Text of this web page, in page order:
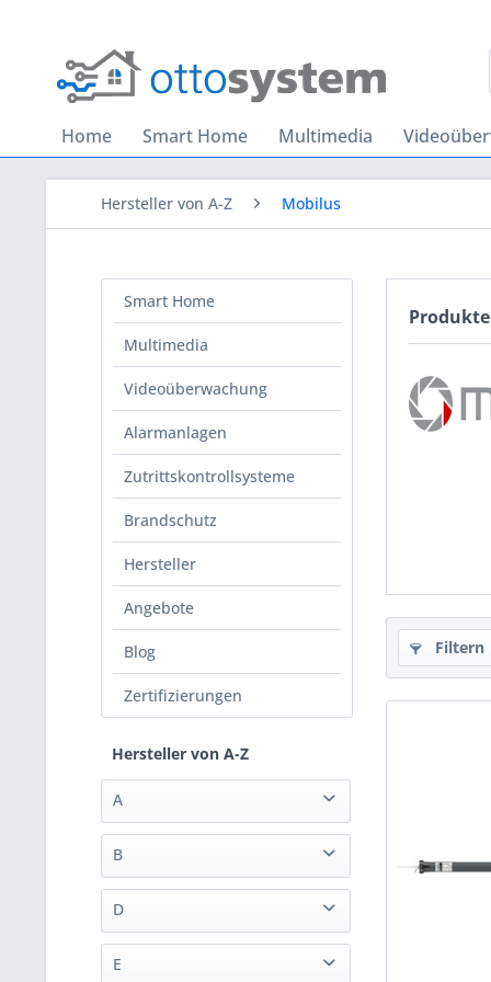
Home Smart Home Multimedia
Hersteller von A-Z Mobilus
Smart Home
Multimedia
Videoüberwachung
Alarmanlagen
Zutrittskontrollsysteme
Brandschutz
Hersteller
Angebote
Blog
Zertifizierungen
Hersteller von A-Z
A
Airzone
Aqua-Scope Technologies
B
D
E
Filtern